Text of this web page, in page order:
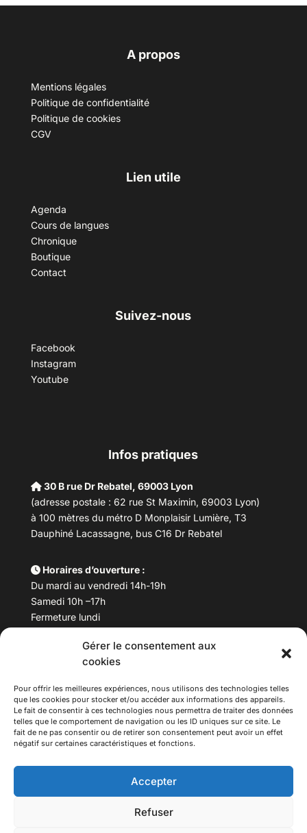
Gérer le consentement aux
cookies
Pour offrir les meilleures expériences, nous utilisons des technologies telles
que les cookies pour stocker et/ou accéder aux informations des appareils.
Le fait de consentir à ces technologies nous permettra de traiter des données
telles que le comportement de navigation ou les ID uniques sur ce site. Le
fait de ne pas consentir ou de retirer son consentement peut avoir un effet
négatif sur certaines caractéristiques et fonctions.
Accepter
Refuser
A propos
Mentions légales
Politique de confidentialité
Politique de cookies
CGV
Lien utile
Agenda
Cours de langues
Chronique
Boutique
Contact
Suivez-nous
Facebook
Instagram
Youtube
Infos pratiques
30 B rue Dr Rebatel, 69003 Lyon
(adresse postale : 62 rue St Maximin, 69003 Lyon)
à 100 mètres du métro D Monplaisir Lumière, T3
Dauphiné Lacassagne, bus C16 Dr Rebatel
Horaires d’ouverture :
Du mardi au vendredi 14h-19h
Samedi 10h –17h
Fermeture lundi
Téléphone : 04 78 53 06 40
maisondesculturesasiatiques@asiexpo.com